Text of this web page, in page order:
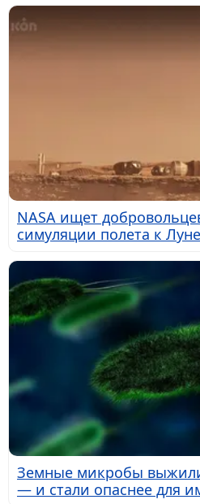
NASA ищет
симуляции полета к
Земные микробы
— и стали опаснее для